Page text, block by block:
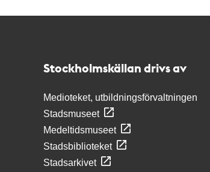
Stockholmskällan drivs av
Medioteket, utbildningsförvaltningen
Stadsmuseet
Medeltidsmuseet
Stadsbiblioteket
Stadsarkivet